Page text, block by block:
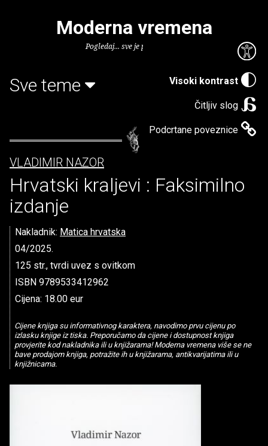
Visoki kontrast
Čitljiv slog
Podcrtane poveznice
Moderna vremena
Pogledaj... sve je puno knjiga.
Sve teme
VLADIMIR NAZOR
Hrvatski kraljevi : Faksimilno
izdanje
Nakladnik: Matica hrvatska
04/2025.
125 str., tvrdi uvez s ovitkom
ISBN 9789533412962
Cijena: 18.00 eur
Cijene knjiga su informativnog karaktera, navodimo prvu cijenu po
izlasku knjige iz tiska. Preporučamo da cijene i dostupnost knjiga
provjerite kod nakladnika ili u knjižarama! Moderna vremena više se ne
bave prodajom knjiga, potražite ih u knjižarama, antikvarijatima ili u
knjižnicama.